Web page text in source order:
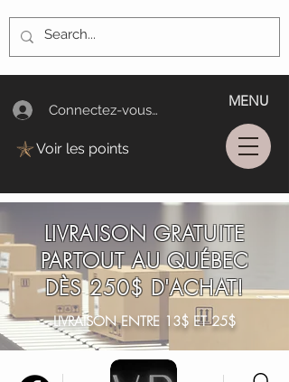
Connectez-vous/Log In
MENU
Voir les points
LIVRAISON GRATUITE
PARTOUT AU QUÉBEC
DÈS 250$ D'ACHAT!
LIVRAISON ENTRE 13$ ET 25$